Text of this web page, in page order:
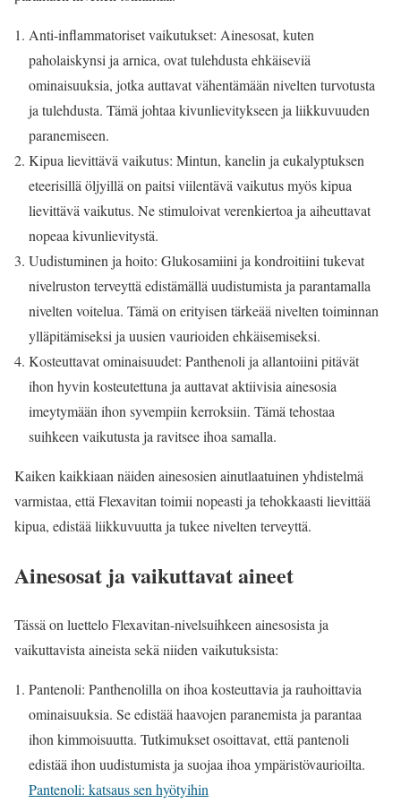
Anti-inflammatoriset vaikutukset: Ainesosat, kuten
paholaiskynsi ja arnica, ovat tulehdusta ehkäiseviä
ominaisuuksia, jotka auttavat vähentämään nivelten turvotusta
ja tulehdusta. Tämä johtaa kivunlievitykseen ja liikkuvuuden
paranemiseen.
Kipua lievittävä vaikutus: Mintun, kanelin ja eukalyptuksen
eteerisillä öljyillä on paitsi viilentävä vaikutus myös kipua
lievittävä vaikutus. Ne stimuloivat verenkiertoa ja aiheuttavat
nopeaa kivunlievitystä.
Uudistuminen ja hoito: Glukosamiini ja kondroitiini tukevat
nivelruston terveyttä edistämällä uudistumista ja parantamalla
nivelten voitelua. Tämä on erityisen tärkeää nivelten toiminnan
ylläpitämiseksi ja uusien vaurioiden ehkäisemiseksi.
Kosteuttavat ominaisuudet: Panthenoli ja allantoiini pitävät
ihon hyvin kosteutettuna ja auttavat aktiivisia ainesosia
imeytymään ihon syvempiin kerroksiin. Tämä tehostaa
suihkeen vaikutusta ja ravitsee ihoa samalla.
Kaiken kaikkiaan näiden ainesosien ainutlaatuinen yhdistelmä
varmistaa, että Flexavitan toimii nopeasti ja tehokkaasti lievittää
kipua, edistää liikkuvuutta ja tukee nivelten terveyttä.
Ainesosat ja vaikuttavat aineet
Tässä on luettelo Flexavitan-nivelsuihkeen ainesosista ja
vaikuttavista aineista sekä niiden vaikutuksista:
Pantenoli: Panthenolilla on ihoa kosteuttavia ja rauhoittavia
ominaisuuksia. Se edistää haavojen paranemista ja parantaa
ihon kimmoisuutta. Tutkimukset osoittavat, että pantenoli
edistää ihon uudistumista ja suojaa ihoa ympäristövaurioilta.
Pantenoli: katsaus sen hyötyihin